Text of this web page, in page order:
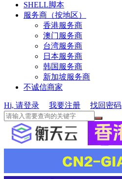
SHELL脚本
服务商（按地区）
香港服务商
澳门服务商
台湾服务商
日本服务商
韩国服务商
新加坡服务商
不诚信商家
Hi, 请登录 我要注册 找回密码